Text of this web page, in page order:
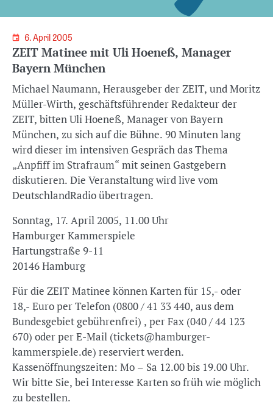
6. April 2005
ZEIT Matinee mit Uli Hoeneß, Manager
Bayern München
Michael Naumann, Herausgeber der ZEIT, und Moritz
Müller-Wirth, geschäftsführender Redakteur der
ZEIT, bitten Uli Hoeneß, Manager von Bayern
München, zu sich auf die Bühne. 90 Minuten lang
wird dieser im intensiven Gespräch das Thema
„Anpfiff im Strafraum“ mit seinen Gastgebern
diskutieren. Die Veranstaltung wird live vom
DeutschlandRadio übertragen.
Sonntag, 17. April 2005, 11.00 Uhr
Hamburger Kammerspiele
Hartungstraße 9-11
20146 Hamburg
Für die ZEIT Matinee können Karten für 15,- oder
18,- Euro per Telefon (0800 / 41 33 440, aus dem
Bundesgebiet gebührenfrei) , per Fax (040 / 44 123
670) oder per E-Mail (tickets@hamburger-
kammerspiele.de) reserviert werden.
Kassenöffnungszeiten: Mo – Sa 12.00 bis 19.00 Uhr.
Wir bitte Sie, bei Interesse Karten so früh wie möglich
zu bestellen.